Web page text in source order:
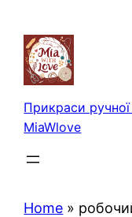
вмісту
Прикраси ручної
MiaWlove
Home »